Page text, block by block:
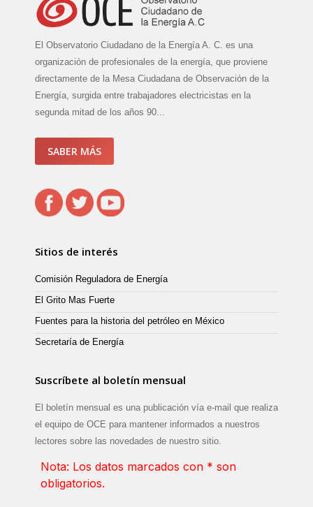
El Observatorio Ciudadano de la Energía A. C. es una
organización de profesionales de la energía, que proviene
directamente de la Mesa Ciudadana de Observación de la
Energía, surgida entre trabajadores electricistas en la
segunda mitad de los años 90...
SABER MÁS
Sitios de interés
Comisión Reguladora de Energía
El Grito Mas Fuerte
Fuentes para la historia del petróleo en México
Secretaría de Energía
Suscríbete al boletín mensual
El boletín mensual es una publicación vía e-mail que realiza
el equipo de OCE para mantener informados a nuestros
lectores sobre las novedades de nuestro sitio.